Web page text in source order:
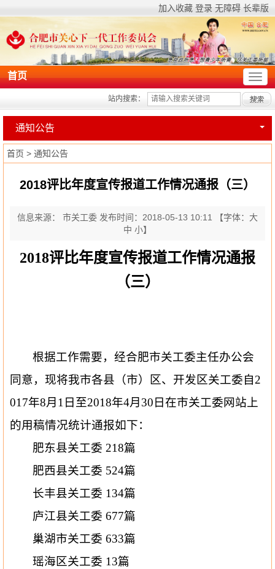
加入收藏 登录 无障碍 长辈版
首页
站内搜索：
通知公告
首页 > 通知公告
2018评比年度宣传报道工作情况通报（三）
信息来源： 市关工委 发布时间：2018-05-13 10:11 【字体： 大
中 小】
2018评比年度宣传报道工作情况通报
（三）
根据工作需要，经合肥市关工委主任办公会
同意，现将我市各县（市）区、开发区关工委自2
017年8月 1 日至2018年4月 30 日在市关工委网站上
的用稿情况统计通报如下：
肥东县关工委 218篇
肥西县关工委 524篇
长丰县关工委 134篇
庐江县关工委 677篇
巢湖市关工委 633篇
瑶海区关工委 13篇